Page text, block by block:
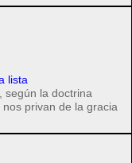
lista
según la doctrina
privan de la gracia